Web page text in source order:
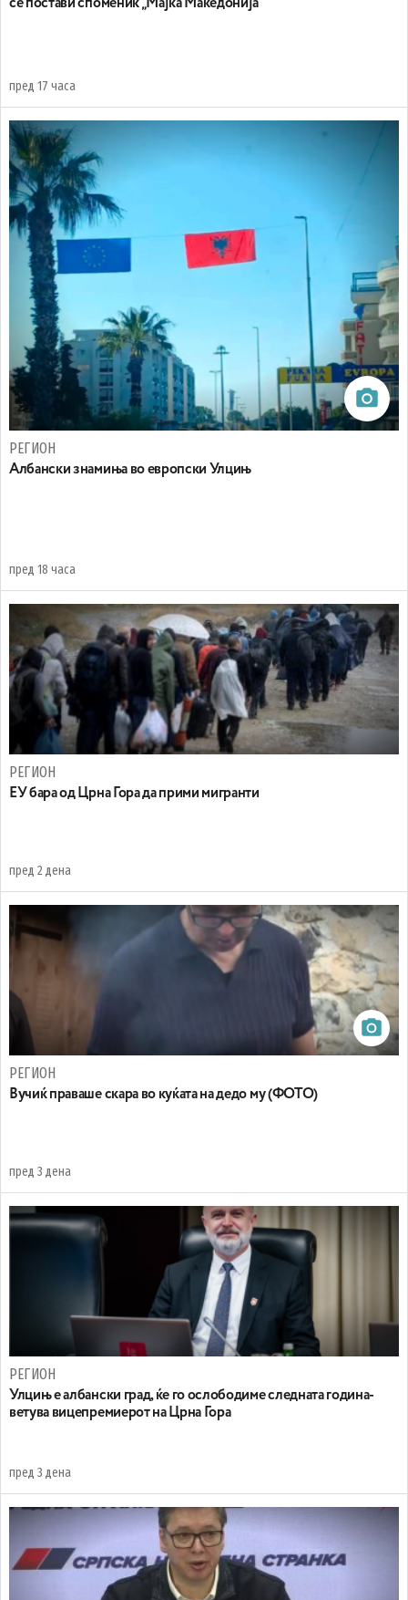
се постави споменик „Мајка Македонија“
пред 17 часа
РЕГИОН
Aлбански знамиња во европски Улцињ
пред 18 часа
РЕГИОН
EУ бара од Црна Гора да прими мигранти
пред 2 дена
РЕГИОН
Вучиќ праваше скара во куќата на дедо му (ФОТО)
пред 3 дена
РЕГИОН
Улцињ е албански град, ќе го ослободиме следната година-
ветува вицепремиерот на Црна Гора
пред 3 дена